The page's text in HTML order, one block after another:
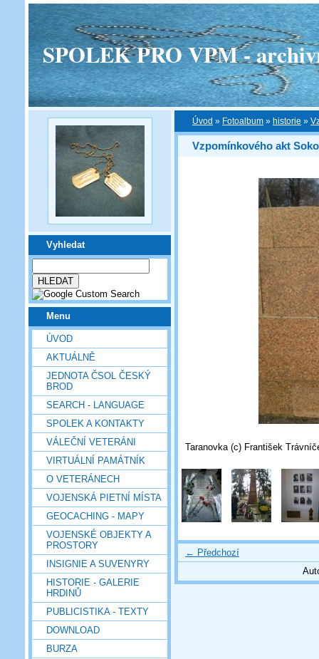
SPOLEK PRO VPM -
Vyhledat
Menu
ÚVOD
AKTUÁLNĚ
JEDNOTA ČSOL ČESKÝ
BROD
SEARCH - LANGUAGE
SPOLEK A KONTAKTY
VÁLEČNÍ VETERÁNI
VIRTUÁLNÍ PAMÁTNÍK
O VETERÁNECH
VOJENSKÁ PIETNÍ MÍSTA
GEOCACHING - MAPY
VOJENSKÉ OBJEKTY A
PROSTORY
INSIGNIE A SUVENYRY
HISTORIE - GALERIE
HRDINŮ
PUBLICISTIKA - TEXTY
DOWNLOAD
BURZA
Úvod » Fotoalbum » historie »
Vzpomínkového akt
Taranovka (c) František
← Předchozí